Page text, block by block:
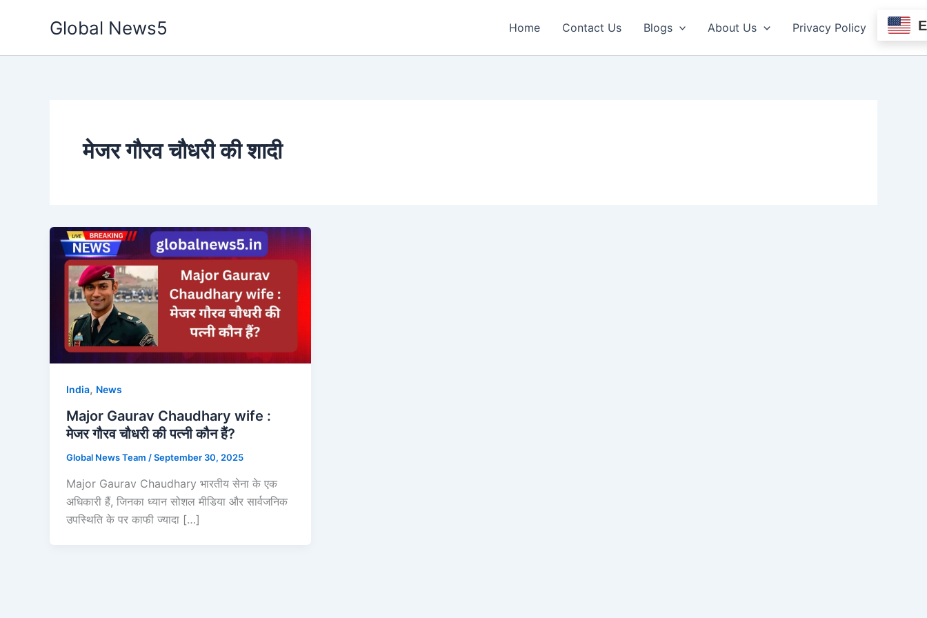
Global News5 Home Contact Us Blogs About Us Privacy Policy
मेजर गौरव चौधरी की शादी
India, News
Major Gaurav Chaudhary wife :
मेजर गौरव चौधरी की पत्नी कौन हैं?
Global News Team /September 30, 2025
Major Gaurav Chaudhary भारतीय सेना के एक
अधिकारी हैं, जिनका ध्यान सोशल मीडिया और सार्वजनिक
उपस्थिति के पर काफी ज्यादा […]